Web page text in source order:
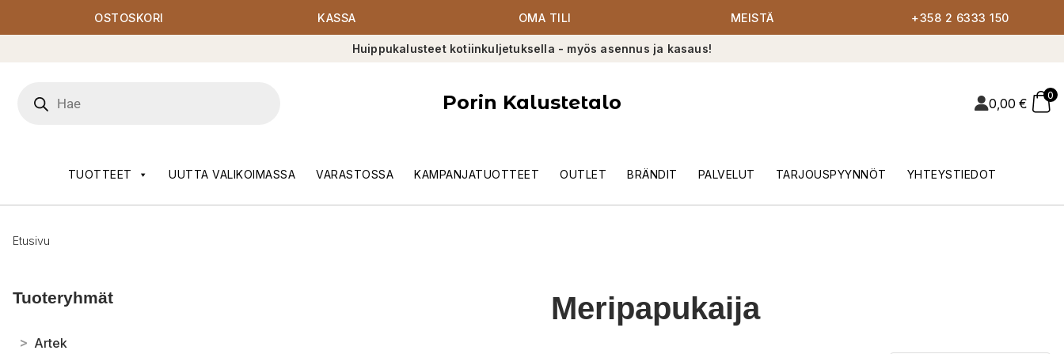
OSTOSKORI KASSA OMA TILI MEISTÄ +358 2 6333 150
Huippukalusteet kotiinkuljetuksella - myös asennus ja kasaus!
search
Porin Kalustetalo 0,00 €
0
TUOTTEET UUTTA VALIKOIMASSA VARASTOSSA KAMPANJATUOTTEET OUTLET BRÄNDIT PALVELUT TARJOUSPYYNNÖT YHTEYSTIEDOT
Etusivu
Tuoteryhmät
> Artek
Meripapukaija